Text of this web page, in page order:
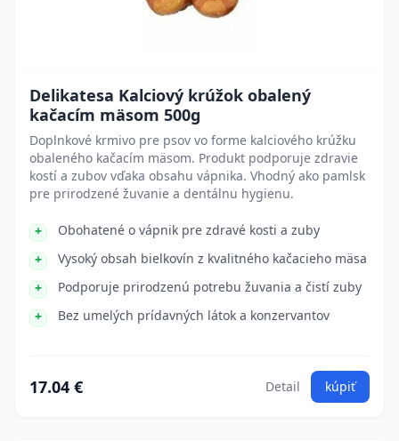
Delikatesa Kalciový krúžok obalený
kačacím mäsom 500g
Doplnkové krmivo pre psov vo forme kalciového krúžku
obaleného kačacím mäsom. Produkt podporuje zdravie
kostí a zubov vďaka obsahu vápnika. Vhodný ako pamlsk
pre prirodzené žuvanie a dentálnu hygienu.
Obohatené o vápnik pre zdravé kosti a zuby
Vysoký obsah bielkovín z kvalitného kačacieho mäsa
Podporuje prirodzenú potrebu žuvania a čistí zuby
Bez umelých prídavných látok a konzervantov
17.04 € Detail kúpiť